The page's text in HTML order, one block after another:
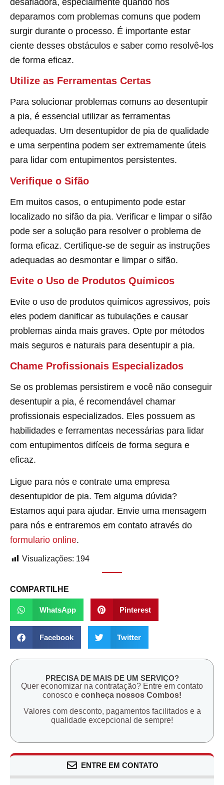
deparamos com problemas comuns que podem
surgir durante o processo. É importante estar
ciente desses obstáculos e saber como resolvê-los
de forma eficaz.
Utilize as Ferramentas Certas
Para solucionar problemas comuns ao desentupir
a pia, é essencial utilizar as ferramentas
adequadas. Um desentupidor de pia de qualidade
e uma serpentina podem ser extremamente úteis
para lidar com entupimentos persistentes.
Verifique o Sifão
Em muitos casos, o entupimento pode estar
localizado no sifão da pia. Verificar e limpar o sifão
pode ser a solução para resolver o problema de
forma eficaz. Certifique-se de seguir as instruções
adequadas ao desmontar e limpar o sifão.
Evite o Uso de Produtos Químicos
Evite o uso de produtos químicos agressivos, pois
eles podem danificar as tubulações e causar
problemas ainda mais graves. Opte por métodos
mais seguros e naturais para desentupir a pia.
Chame Profissionais Especializados
Se os problemas persistirem e você não conseguir
desentupir a pia, é recomendável chamar
profissionais especializados. Eles possuem as
habilidades e ferramentas necessárias para lidar
com entupimentos difíceis de forma segura e
eficaz.
Ligue para nós e contrate uma empresa
desentupidor de pia. Tem alguma dúvida?
Estamos aqui para ajudar. Envie uma mensagem
para nós e entraremos em contato através do
formulario online.
Visualizações: 194
COMPARTILHE
WhatsApp Pinterest
Facebook Twitter
PRECISA DE MAIS DE UM SERVIÇO?
Quer economizar na contratação? Entre em contato
conosco e conheça nossos Combos!
Valores com desconto, pagamentos facilitados e a
qualidade excepcional de sempre!
ENTRE EM CONTATO